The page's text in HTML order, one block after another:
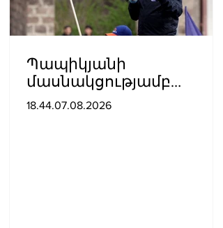
Պապիկյանի
մասնակցությամբ
քարոզարշավը
18.44.07.08.2026